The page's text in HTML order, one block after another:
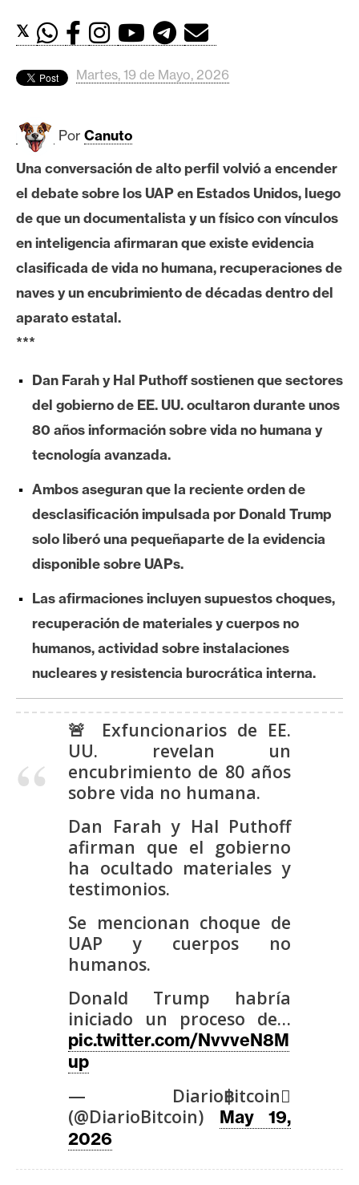
d
s
B
t
c
o
i
E
e
e
u
m
I
A
n
á
l
i
i
N
m
𝕏
Martes, 19 de Mayo, 2026
Por Canuto
Una conversación de alto perfil volvió a encender
el debate sobre los UAP en Estados Unidos, luego
de que un documentalista y un físico con vínculos
en inteligencia afirmaran que existe evidencia
clasificada de vida no humana, recuperaciones de
naves y un encubrimiento de décadas dentro del
aparato estatal.
***
Dan Farah y Hal Puthoff sostienen que sectores
del gobierno de EE. UU. ocultaron durante unos
80 años información sobre vida no humana y
tecnología avanzada.
Ambos aseguran que la reciente orden de
desclasificación impulsada por Donald Trump
solo liberó una pequeñaparte de la evidencia
disponible sobre UAPs.
Las afirmaciones incluyen supuestos choques,
recuperación de materiales y cuerpos no
humanos, actividad sobre instalaciones
nucleares y resistencia burocrática interna.
🚨 Exfuncionarios de EE.
UU. revelan un
encubrimiento de 80 años
sobre vida no humana.
Dan Farah y Hal Puthoff
afirman que el gobierno
ha ocultado materiales y
testimonios.
Se mencionan choque de
UAP y cuerpos no
humanos.
Donald Trump habría
iniciado un proceso de…
pic.twitter.com/NvvveN8M
up
— Diario฿itcoin
(@DiarioBitcoin) May 19,
2026